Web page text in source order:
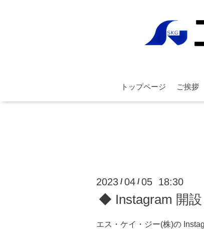
トップページ ご挨拶
2023 /04 /05 18:30
◆ Instagram 開
エス・ケイ・ジー(株)の